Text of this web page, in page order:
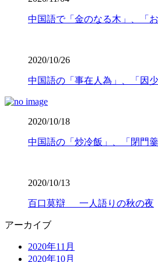
中国語で「金のなる木」、「
2020/10/26
中国語の「事在人為」、「因
2020/10/18
中国語の「炒冷飯」、「閉門
2020/10/13
百口莫辯 一人語りの秋の夜
アーカイブ
2020年11月
2020年10月